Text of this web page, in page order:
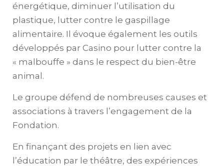
énergétique, diminuer l’utilisation du
plastique, lutter contre le gaspillage
alimentaire. Il évoque également les outils
développés par Casino pour lutter contre la
« malbouffe » dans le respect du bien-être
animal.
Le groupe défend de nombreuses causes et
associations à travers l’engagement de la
Fondation.
En finançant des projets en lien avec
l’éducation par le théâtre, des expériences